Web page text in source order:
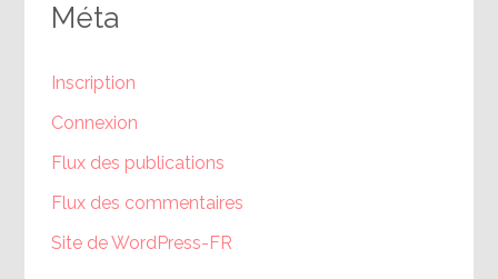
Méta
Inscription
Connexion
Flux des publications
Flux des commentaires
Site de WordPress-FR